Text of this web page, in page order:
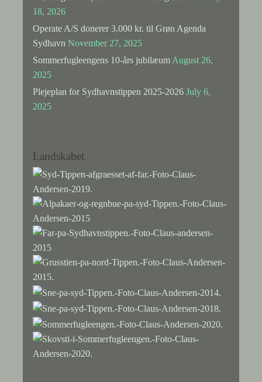
18, 2026
Operate A/S donerer 3.000 kr. til Grøn Agenda
Sydhavn November 27, 2025
Sommerfugleengens 10-års jubilæum August 26,
2025
Plejeplan for Sydhavnstippen 2025-2026 July 6,
2025
Landskabet